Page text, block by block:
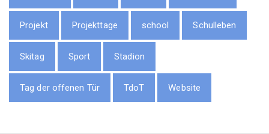
Projekt Projekttage school Schulleben
Skitag Sport Stadion
Tag der offenen Tür TdoT Website